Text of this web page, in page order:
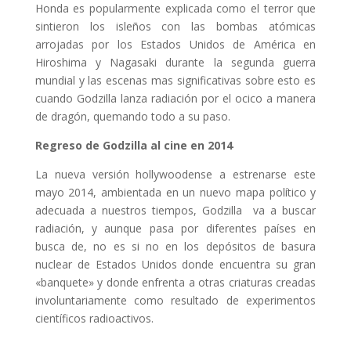
Honda es popularmente explicada como el terror que
sintieron los isleños con las bombas atómicas
arrojadas por los Estados Unidos de América en
Hiroshima y Nagasaki durante la segunda guerra
mundial y las escenas mas significativas sobre esto es
cuando Godzilla lanza radiación por el ocico a manera
de dragón, quemando todo a su paso.
Regreso de Godzilla al cine en 2014
La nueva versión hollywoodense a estrenarse este
mayo 2014, ambientada en un nuevo mapa político y
adecuada a nuestros tiempos, Godzilla va a buscar
radiación, y aunque pasa por diferentes países en
busca de, no es si no en los depósitos de basura
nuclear de Estados Unidos donde encuentra su gran
«banquete» y donde enfrenta a otras criaturas creadas
involuntariamente como resultado de experimentos
científicos radioactivos.